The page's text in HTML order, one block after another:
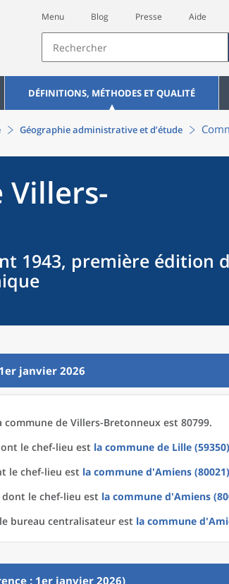
Menu Blog Presse Aide
DÉFINITIONS, MÉTHODES ET QUALITÉ
Géographie administrative et d’étude
Villers-
1943, première édition
janvier 2026
commune de Villers-Bretonneux est 80799.
le chef-lieu est la commune de Lille (59350)
le chef-lieu est la commune d'Amiens (80021)
dont le chef-lieu est la commune d'Amiens
bureau centralisateur est la commune d'
: 1er janvier 2026)